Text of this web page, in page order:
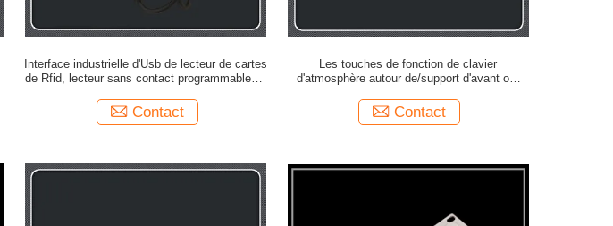
Interface industrielle d'Usb de lecteur de cartes
de Rfid, lecteur sans contact programmable de
Contact
Les touches de fonction de clavier
d'atmosphère autour de/support d'avant ont
Contact